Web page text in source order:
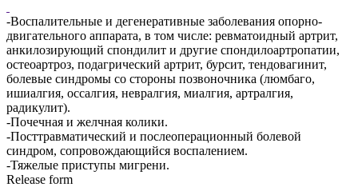
-Воспалительные и дегенеративные заболевания опорно-
двигательного аппарата, в том числе: ревматоидный артрит,
анкилозирующий спондилит и другие спондилоартропатии,
остеоартроз, подагрический артрит, бурсит, тендовагинит,
болевые синдромы со стороны позвоночника (люмбаго,
ишиалгия, оссалгия, невралгия, миалгия, артралгия,
радикулит).
-Почечная и желчная колики.
-Посттравматический и послеоперационный болевой
синдром, сопровождающийся воспалением.
-Тяжелые приступы мигрени.
Release form